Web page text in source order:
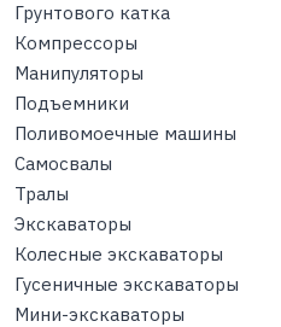
Грунтового катка
Компрессоры
Манипуляторы
Подъемники
Поливомоечные машины
Самосвалы
Тралы
Экскаваторы
Колесные экскаваторы
Гусеничные экскаваторы
Мини-экскаваторы